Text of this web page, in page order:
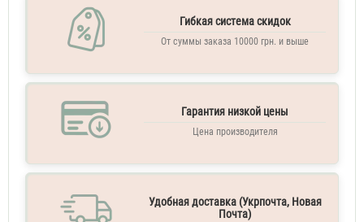
Гибкая система скидок
От суммы заказа 10000 грн. и выше
Гарантия низкой цены
Цена производителя
Удобная доставка (Укрпочта, Новая
Почта)